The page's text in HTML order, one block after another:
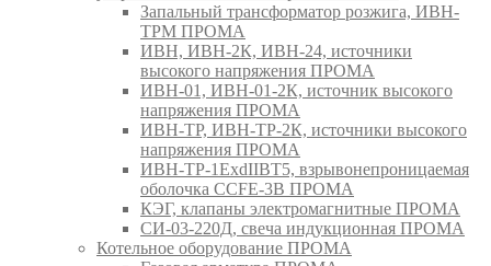
Запальный трансформатор розжига, ИВН-
ТРМ ПРОМА
ИВН, ИВН-2К, ИВН-24, источники
высокого напряжения ПРОМА
ИВН-01, ИВН-01-2К, источник высокого
напряжения ПРОМА
ИВН-ТР, ИВН-ТР-2К, источники высокого
напряжения ПРОМА
ИВН-ТР-1ExdIIBT5, взрывонепроницаемая
оболочка CCFE-3B ПРОМА
КЭГ, клапаны электромагнитные ПРОМА
СИ-03-220Д, свеча индукционная ПРОМА
Котельное оборудование ПРОМА